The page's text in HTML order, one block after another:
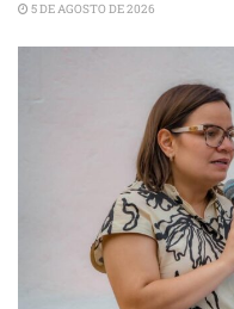
5 DE AGOSTO DE 2026